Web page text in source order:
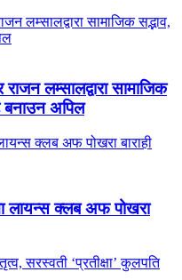
लम्सालद्वारा सामाजिक
बनाउन अपिल
लायन्स क्लब अफ पोखरा